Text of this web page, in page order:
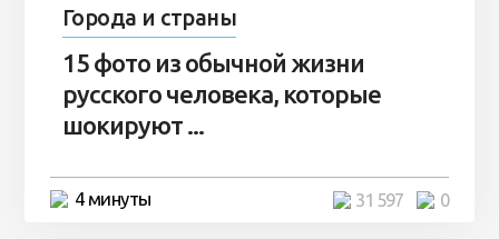
Города и страны
15 фото из обычной жизни
русского человека, которые
шокируют ...
4 минуты 0
31 597